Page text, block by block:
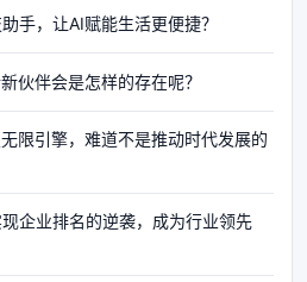
手，让AI赋能生活更便捷？
伙伴会是怎样的存在呢？
限引擎，难道不是推动时代发展的
企业排名的逆袭，成为行业领先